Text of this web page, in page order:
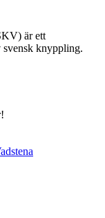
är ett
svensk knyppling.